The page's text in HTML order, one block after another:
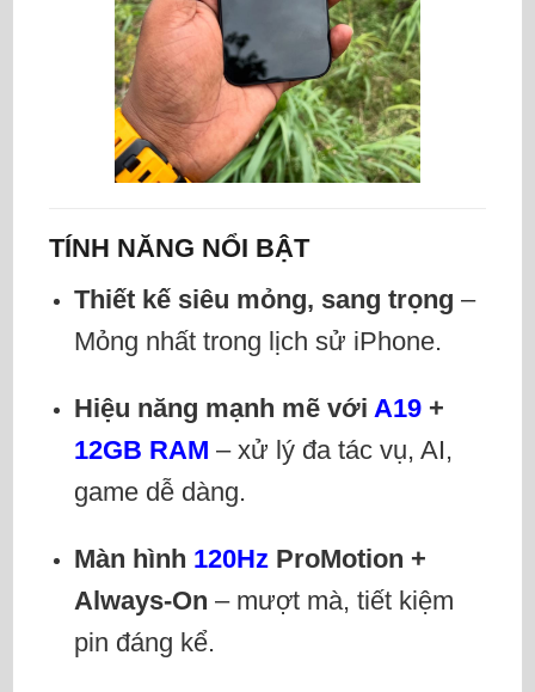
TÍNH NĂNG NỔI BẬT
Thiết kế siêu mỏng, sang trọng –
Mỏng nhất trong lịch sử iPhone.
Hiệu năng mạnh mẽ với A19+
12GB RAM – xử lý đa tác vụ, AI,
game dễ dàng.
Màn hình 120HzProMotion +
Always-On – mượt mà, tiết kiệm
pin đáng kể.